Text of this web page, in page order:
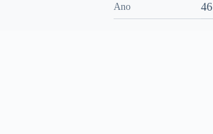
Ano 46